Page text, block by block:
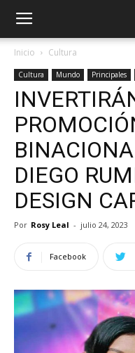
Inicio Cultura
Cultura Mundo Principales
DIEGO
DESIGN
Por Rosy Leal - julio 24, 2023
Facebook